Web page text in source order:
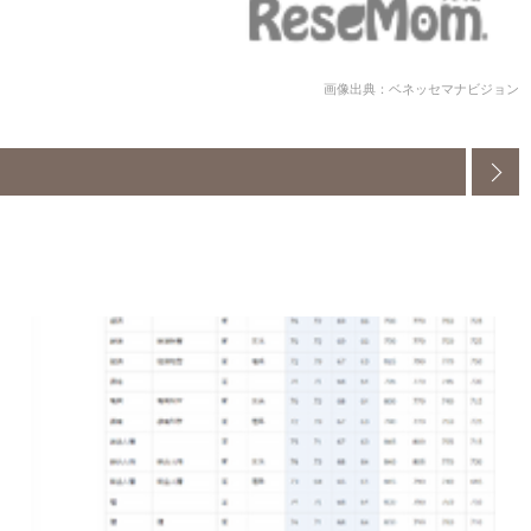
画像出典：ベネッセマナビジョン